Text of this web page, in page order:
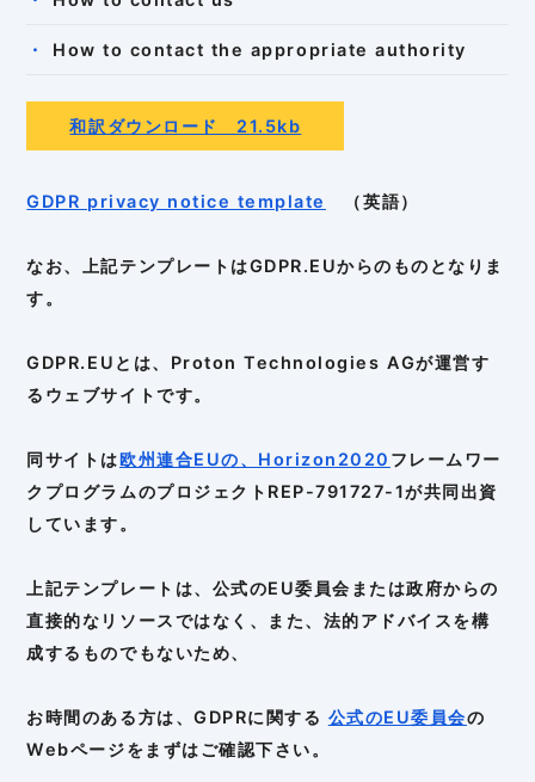
How to contact the appropriate authority
和訳ダウンロード 21.5kb
GDPR privacy notice template （英語）
なお、上記テンプレートはGDPR.EUからのものとなりま
す。
GDPR.EUとは、Proton Technologies AGが運営す
るウェブサイトです。
同サイトは欧州連合EUの、Horizo​​n2020 フレームワー
クプログラムのプロジェクトREP-791727-1が共同出資
しています。
上記テンプレートは、公式のEU委員会または政府からの
直接的なリソースではなく、また、法的アドバイスを構
成するものでもないため、
お時間のある方は、GDPRに関する 公式のEU委員会の
Webページをまずはご確認下さい。